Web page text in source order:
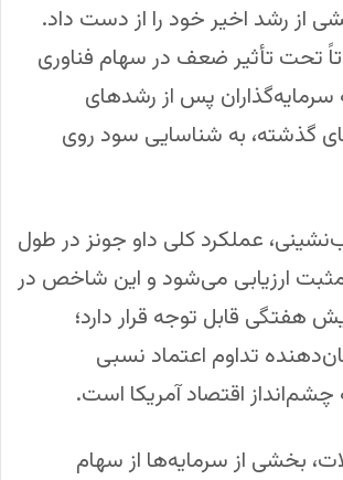
از رشد اخیر خود را از دست داد.
تحت تأثیر ضعف در سهام فناوری
سرمایه‌گذاران پس از رشدهای
گذشته، به شناسایی سود روی
عملکرد کلی داو جونز در طول
ارزیابی می‌شود و این شاخص در
هفتگی قابل توجه قرار دارد؛
تداوم اعتماد نسبی
چشم‌انداز اقتصاد آمریکا است.
بخشی از سرمایه‌ها از سهام